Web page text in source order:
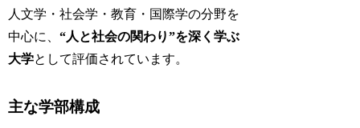
人文学・社会学・教育・国際学の分野を
中心に、“人と社会の関わり”を深く学ぶ
大学として評価されています。
主な学部構成